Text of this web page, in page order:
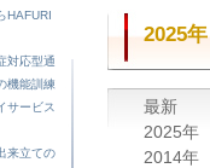
2025年
最新
2025年
2014年
HAFURI
対応型通
機能訓練
サービス
来立ての